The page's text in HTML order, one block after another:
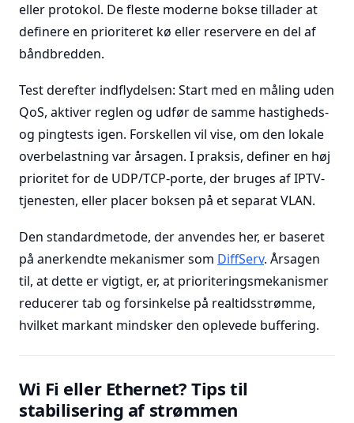
eller protokol. De fleste moderne bokse tillader at
definere en prioriteret kø eller reservere en del af
båndbredden.
Test derefter indflydelsen: Start med en måling uden
QoS, aktiver reglen og udfør de samme hastigheds-
og pingtests igen. Forskellen vil vise, om den lokale
overbelastning var årsagen. I praksis, definer en høj
prioritet for de UDP/TCP-porte, der bruges af IPTV-
tjenesten, eller placer boksen på et separat VLAN.
Den standardmetode, der anvendes her, er baseret
på anerkendte mekanismer som DiffServ. Årsagen
til, at dette er vigtigt, er, at prioriteringsmekanismer
reducerer tab og forsinkelse på realtidsstrømme,
hvilket markant mindsker den oplevede buffering.
Wi Fi eller Ethernet? Tips til
stabilisering af strømmen